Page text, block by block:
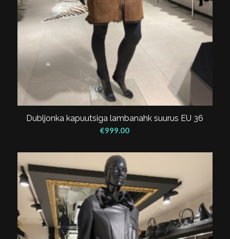
Dubljonka kapuutsiga lambanahk suurus EU 36
€999.00